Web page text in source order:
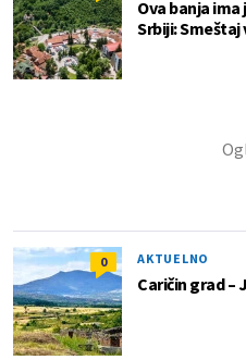
Ova banja
Srbiji: Smeštaj
0 AKTUELNO
Caričin grad –